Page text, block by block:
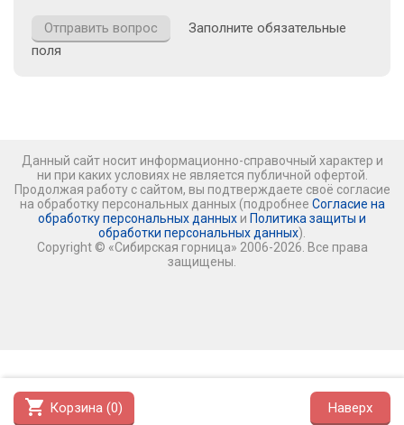
shopping_cart Корзина (0) Наверх
Заполните обязательные
поля
Данный сайт носит информационно-справочный характер и
ни при каких условиях не является публичной офертой.
Продолжая работу с сайтом, вы подтверждаете своё согласие
на обработку персональных данных (подробнее Согласие на
обработку персональных данных и Политика защиты и
обработки персональных данных).
Copyright © «Сибирская горница» 2006-2026. Все права
защищены.